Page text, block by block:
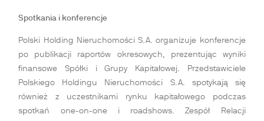
Spotkania i konferencje
Polski Holding Nieruchomości S.A. organizuje konferencje
po publikacji raportów okresowych, prezentując wyniki
finansowe Spółki i Grupy Kapitałowej. Przedstawiciele
Polskiego Holdingu Nieruchomości S.A. spotykają się
również z uczestnikami rynku kapitałowego podczas
spotkań one-on-one i roadshows. Zespół Relacji